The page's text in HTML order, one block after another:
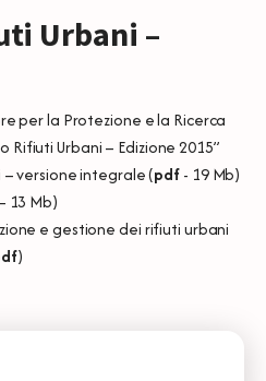
Urbani –
per la Protezione e la Ricerca
Rifiuti Urbani – Edizione 2015”
versione integrale (pdf- 19 Mb)
13 Mb)
e gestione dei rifiuti urbani
)